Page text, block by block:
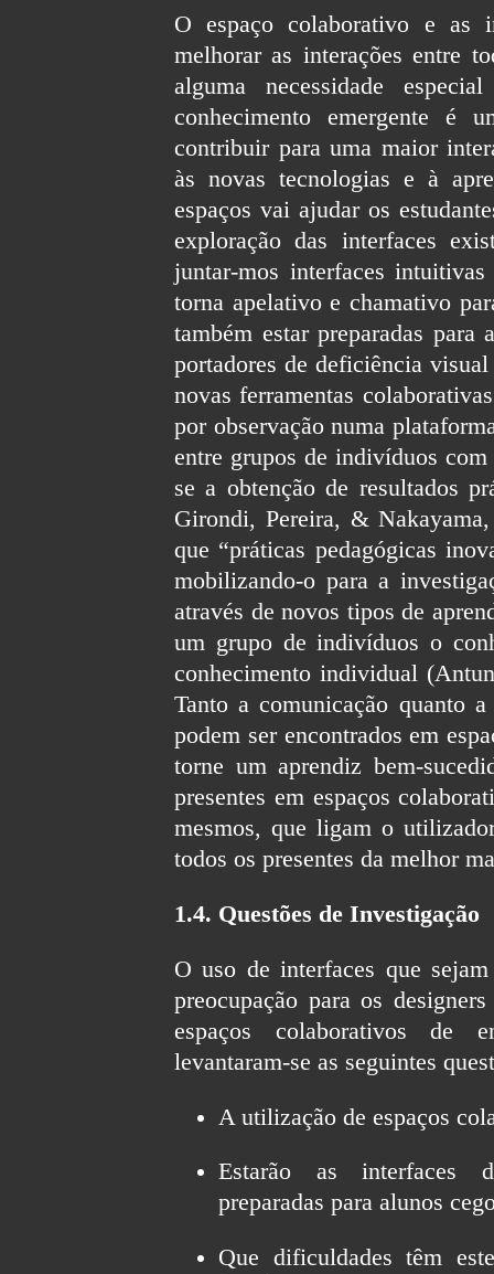
O espaço colaborativo e as
melhorar as interações entre
alguma necessidade
conhecimento emergente é
contribuir para uma maior
às novas tecnologias e à
espaços vai ajudar os
exploração das interfaces
juntar-mos interfaces
torna apelativo e chamativo
também estar preparadas para
portadores de deficiência
novas ferramentas
por observação numa
entre grupos de indivíduos
se a obtenção de resultados
Girondi, Pereira, &
que “práticas pedagógicas
mobilizando-o para a
através de novos tipos de
um grupo de indivíduos o
conhecimento individual
Tanto a comunicação quanto
podem ser encontrados em
torne um aprendiz bem-
presentes em espaços
mesmos, que ligam o
todos os presentes da melhor
1.4. Questões de Investigação
O uso de interfaces que
preocupação para os
espaços colaborativos de
levantaram-se as seguintes
A utilização de espaços
Estarão as interfaces
preparadas para alunos
Que dificuldades têm